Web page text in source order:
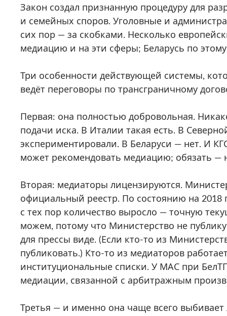
Закон создал признанную процедуру для
и семейных споров. Уголовные и
сих пор — за скобками. Несколько
медиацию и на эти сферы; Беларусь по
Три особенности действующей системы,
ведёт переговоры по трансграничному
Первая: она полностью добровольная.
подачи иска. В Италии такая есть. В
экспериментировали. В Беларуси — нет. И
может рекомендовать медиацию; обязать —
Вторая: медиаторы лицензируются.
официальный реестр. По состоянию на 2018
с тех пор количество выросло — точную
можем, потому что Министерство не
для прессы виде. (Если кто-то из
публиковать.) Кто-то из медиаторов
институциональные списки. У МАС при
медиации, связанной с арбитражным
Третья — и именно она чаще всего